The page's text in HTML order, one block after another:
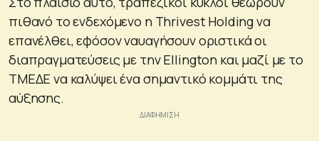
πιθανό το ενδεχόμενο η Thrivest Holding να
επανέλθει, εφόσον ναυαγήσουν οριστικά οι
διαπραγματεύσεις με την Ellington και μαζί με το
ΤΜΕΔΕ να καλύψει ένα σημαντικό κομμάτι της
αύξησης.